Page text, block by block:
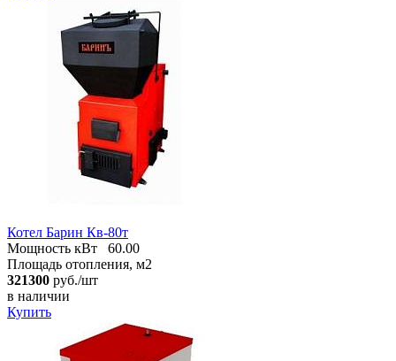
Котел Барин Кв-80т
Мощность кВт
60.00
Площадь отопления, м2
321300 руб./шт
в наличии
Купить